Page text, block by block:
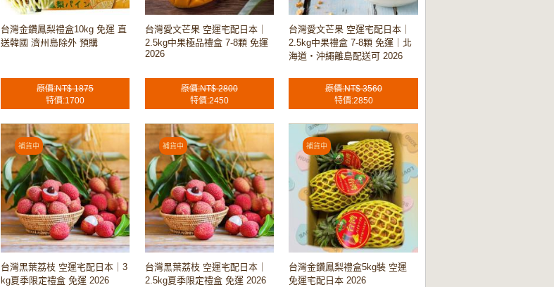
台灣金鑽鳳梨禮盒10kg 免運 直
送韓國 濟州島除外 預購
原價:NT$ 1875
特價:1700
台灣愛文芒果 空運宅配日本｜
2.5kg中果極品禮盒 7-8顆 免運
2026
原價:NT$ 2800
特價:2450
台灣愛文芒果 空運宅配日本｜
2.5kg中果禮盒 7-8顆 免運｜北
海道・沖繩離島配送可 2026
原價:NT$ 3560
特價:2850
台灣黑葉荔枝 空運宅配日本｜3
kg夏季限定禮盒 免運 2026
台灣黑葉荔枝 空運宅配日本｜
2.5kg夏季限定禮盒 免運 2026
台灣金鑽鳳梨禮盒5kg裝 空運
免運宅配日本 2026